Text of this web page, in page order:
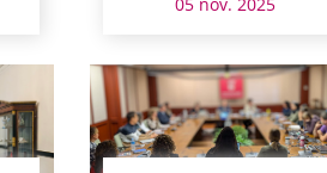
Gobierno foral